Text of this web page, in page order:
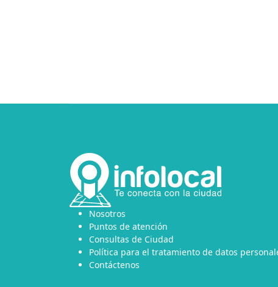
Nosotros
Puntos de atención
Consultas de Ciudad
Política para el tratamiento de datos
Contáctenos